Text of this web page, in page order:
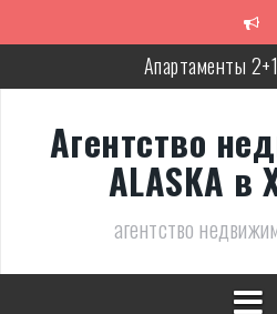
Апартаменты
Трёхспальная вилла
Современная, полностью
Люкс вилла с
Великолепное
Агентство
ALASKA в
агентство